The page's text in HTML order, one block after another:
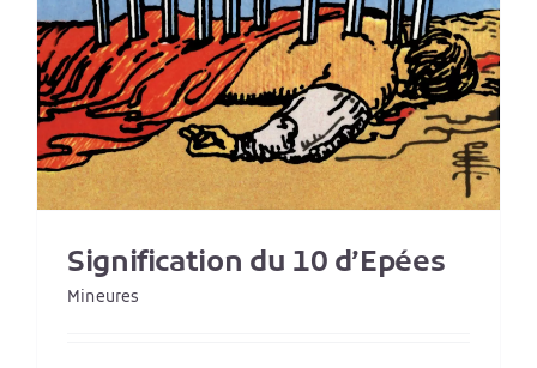
Signification du 10 d’Epées
Mineures